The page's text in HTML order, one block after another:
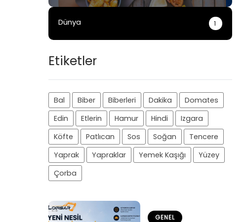
Dünya 1
Etiketler
Bal Biber Biberleri Dakika
Domates
Edin
Etlerin Hamur Hindi
Izgara
Köfte
Patlıcan Sos Soğan
Tencere
Yaprak
Yapraklar Yemek Kaşığı
Yüzey
Çorba
GENEL